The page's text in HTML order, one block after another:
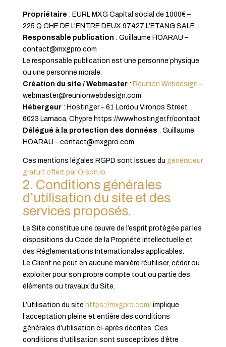
Propriétaire : EURL MXG Capital social de 1000€ –
225 Q CHE DE L’ENTRE DEUX 97427 L’ETANG SALE
Responsable publication : Guillaume HOARAU –
contact@mxgpro.com
Le responsable publication est une personne physique
ou une personne morale.
Création du site / Webmaster: Réunion Webdesign –
webmaster@reunionwebdesign.com
Hébergeur: Hostinger – 61 Lordou Vironos Street
6023 Larnaca, Chypre https://www.hostinger.fr/contact
Délégué à la protection des données : Guillaume
HOARAU – contact@mxgpro.com
Ces mentions légales RGPD sont issues du générateur
gratuit offert par Orson.io
2. Conditions générales
d’utilisation du site et des
services proposés.
Le Site constitue une œuvre de l’esprit protégée par les
dispositions du Code de la Propriété Intellectuelle et
des Réglementations Internationales applicables.
Le Client ne peut en aucune manière réutiliser, céder ou
exploiter pour son propre compte tout ou partie des
éléments ou travaux du Site.
L’utilisation du site https://mxgpro.com/implique
l’acceptation pleine et entière des conditions
générales d’utilisation ci-après décrites. Ces
conditions d’utilisation sont susceptibles d’être